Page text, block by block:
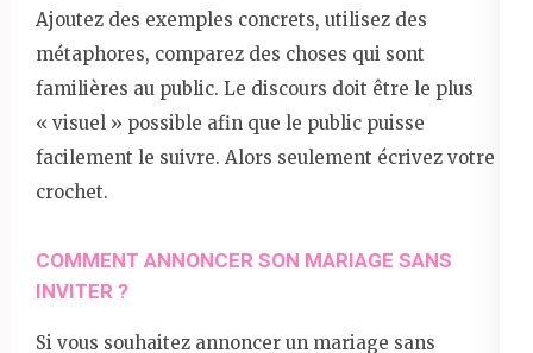
Ajoutez des exemples concrets, utilisez des
métaphores, comparez des choses qui sont
familières au public. Le discours doit être le plus
« visuel » possible afin que le public puisse
facilement le suivre. Alors seulement écrivez votre
crochet.
COMMENT ANNONCER SON MARIAGE SANS
INVITER ?
Si vous souhaitez annoncer un mariage sans